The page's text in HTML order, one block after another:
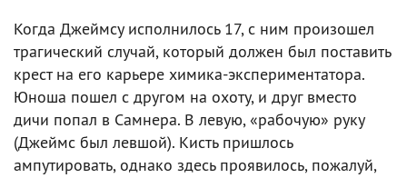
Когда Джеймсу исполнилось 17, с ним произошел
трагический случай, который должен был поставить
крест на его карьере химика-экспериментатора.
Юноша пошел с другом на охоту, и друг вместо
дичи попал в Самнера. В левую, «рабочую» руку
(Джеймс был левшой). Кисть пришлось
ампутировать, однако здесь проявилось, пожалуй,